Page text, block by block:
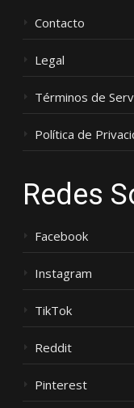
Contacto
Legal
Términos de
Política de
Redes
Facebook
Instagram
TikTok
Reddit
Pinterest